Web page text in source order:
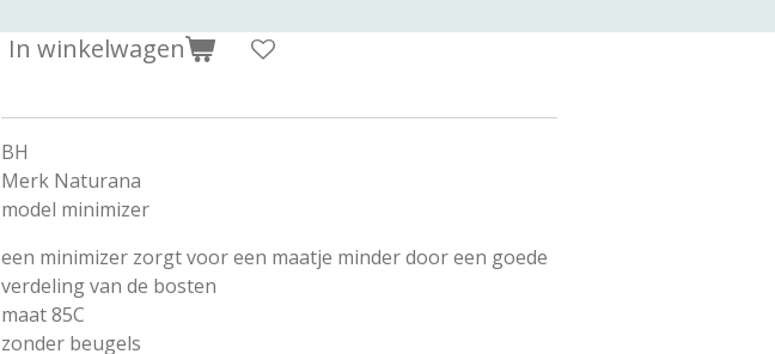
In winkelwagen
BH
Merk Naturana
model minimizer
een minimizer zorgt voor een maatje minder door een goede
verdeling van de bosten
maat 85C
zonder beugels